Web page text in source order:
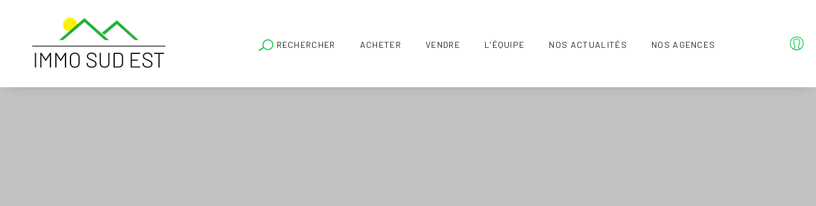
RECHERCHER ACHETER VENDRE L'ÉQUIPE NOS ACTUALITÉS NOS AGENCES